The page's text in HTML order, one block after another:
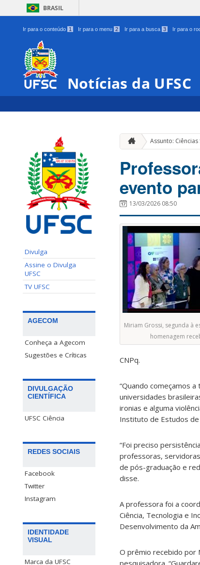
BRASIL
Ir para o conteúdo 1 Ir para o menu 2 Ir para a busca 3 Ir para o
Notícias da UFSC
Divulga
Assine o Divulga
UFSC
TV UFSC
AGECOM
Conheça a Agecom
Sugestões e Críticas
DIVULGAÇÃO
CIENTÍFICA
UFSC Ciência
REDES SOCIAIS
Facebook
Twitter
Instagram
IDENTIDADE
VISUAL
Marca da UFSC
Assunto: Ciências
evento
13/03/2026 08:50
Miriam Grossi, segunda à
homenagem
CNPq.
“Quando começamos
universidades
ironias e alguma
Instituto de Estudos de
“Foi preciso
professoras,
de pós-graduação e
disse.
A professora foi a
Ciência, Tecnologia e
Desenvolvimento da
O prêmio recebido por